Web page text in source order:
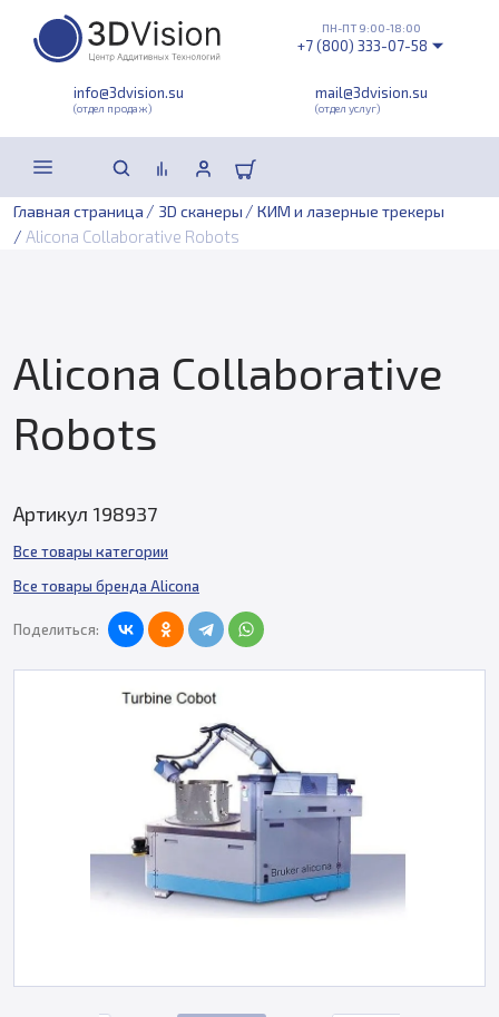
info@3dvision.su
(отдел продаж)
mail@3dvision.su
(отдел услуг)
ПН-ПТ 9:00-18:00
+7 (800) 333-07-58
Главная страница / 3D сканеры / КИМ и лазерные трекеры
/ Alicona Collaborative Robots
Alicona Collaborative
Robots
Артикул 198937
Все товары категории
Все товары бренда Alicona
Поделиться: